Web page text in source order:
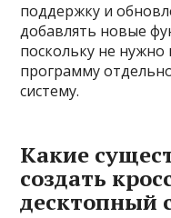
поддержку и
добавлять новые
поскольку не нужно
программу
систему.
Какие
создать
десктопный